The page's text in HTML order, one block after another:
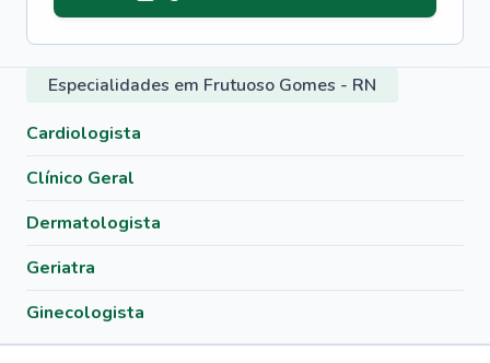
Especialidades em Frutuoso Gomes - RN
Cardiologista
Clínico Geral
Dermatologista
Geriatra
Ginecologista